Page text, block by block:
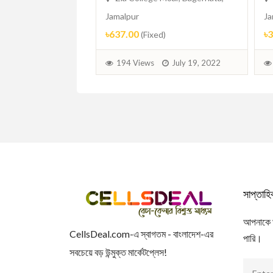
Jamalpur
৳637.00(Fixed)
194 Views July 19, 2022
CellsDeal.com-এ স্বাগতম - বাংলাদেশ-এর
সবচেয়ে বড় উন্মুক্ত মার্কেটপ্লেস!
আপনাকে
পারি।